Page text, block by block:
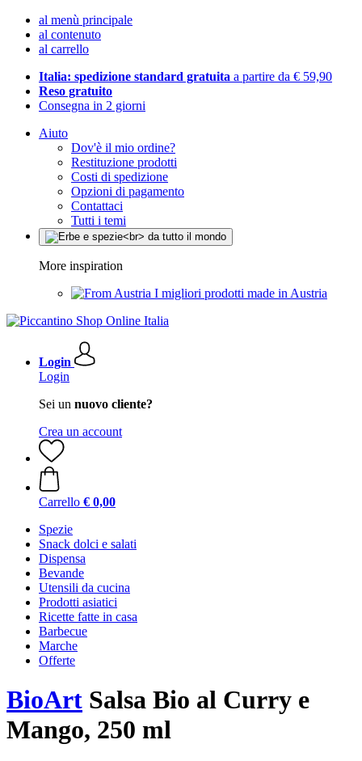
al menù principale
al contenuto
al carrello
Italia: spedizione standard gratuita a partire da € 59,90
Reso gratuito
Consegna in 2 giorni
Aiuto
Dov'è il mio ordine?
Restituzione prodotti
Costi di spedizione
Opzioni di pagamento
Contattaci
Tutti i temi
More inspiration
I migliori prodotti made in Austria
Login
Login
Sei un nuovo cliente?
Crea un account
Carrello € 0,00
Spezie
Snack dolci e salati
Dispensa
Bevande
Utensili da cucina
Prodotti asiatici
Ricette fatte in casa
Barbecue
Marche
Offerte
BioArt Salsa Bio al Curry e
Mango, 250 ml